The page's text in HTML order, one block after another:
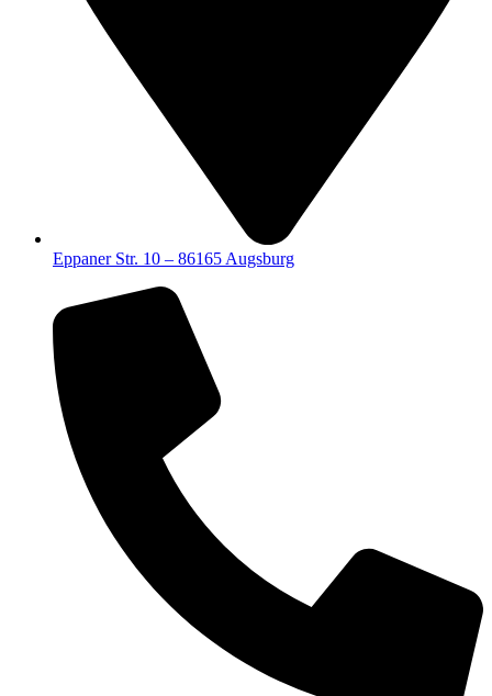
Eppaner Str. 10 – 86165 Augsburg